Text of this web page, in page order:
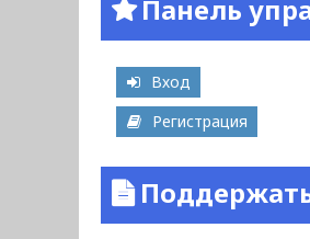
Панель
Вход
Регистрация